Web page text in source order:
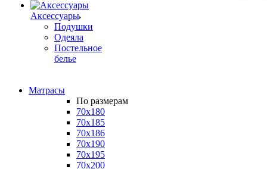
Аксессуары
Подушки
Одеяла
Постельное
белье
Матрасы
По размерам
70x180
70x185
70x186
70x190
70x195
70x200